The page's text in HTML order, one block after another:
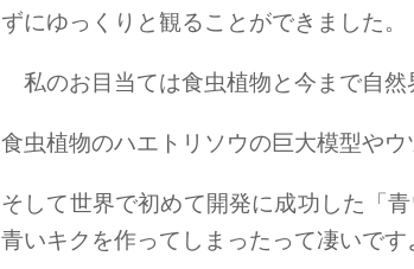
ずにゆっくりと観ることができました。
私のお目当ては食虫植物と今まで自然
食虫植物のハエトリソウの巨大模型や
そして世界で初めて開発に成功した「
青いキクを作ってしまったって凄いです